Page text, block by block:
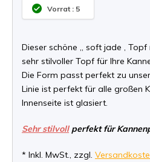
Vorrat : 5
Dieser schöne „ soft jade ‚ Topf
sehr stilvoller Topf für Ihre
Die Form passt perfekt zu
Linie ist perfekt für alle großen
Innenseite ist glasiert.
Sehr stilvollperfekt für
* Inkl. MwSt., zzgl.